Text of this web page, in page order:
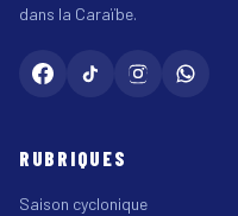
dans la Caraïbe.
RUBRIQUES
Saison cyclonique